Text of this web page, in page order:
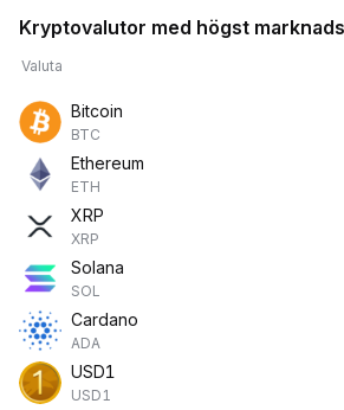
Kryptovalutor med högst
Valuta
Bitcoin
BTC
Ethereum
ETH
XRP
XRP
Solana
SOL
Cardano
ADA
USD1
USD1